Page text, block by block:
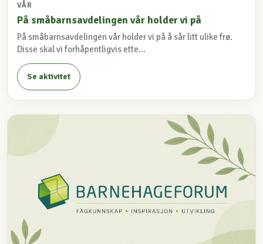
VÅR
På småbarnsavdelingen vår holder vi på
På småbarnsavdelingen vår holder vi på å sår litt ulike frø.
Disse skal vi forhåpentligvis ette...
Se aktivitet